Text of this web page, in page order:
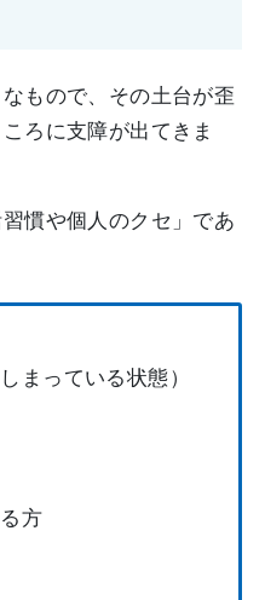
もので、その土台が歪
ろに支障が出てきま
慣や個人のクセ」であ
まっている状態）
方